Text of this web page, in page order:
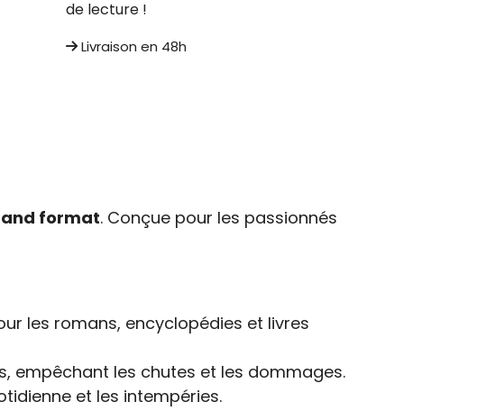
de lecture !
Livraison en 48h
format. Conçue pour les passionnés
les romans, encyclopédies et livres
empêchant les chutes et les dommages.
et les intempéries.